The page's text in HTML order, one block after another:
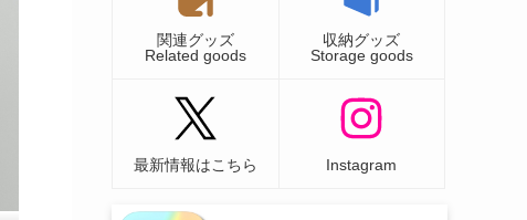
関連グッズ
Related goods
収納グッズ
Storage goods
最新情報はこちら Instagram